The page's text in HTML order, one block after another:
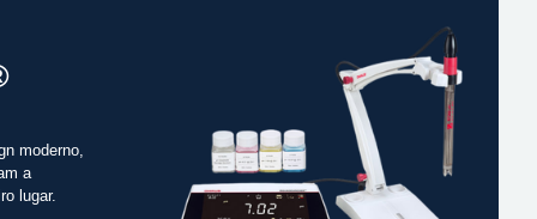
moderno,
a
lugar.